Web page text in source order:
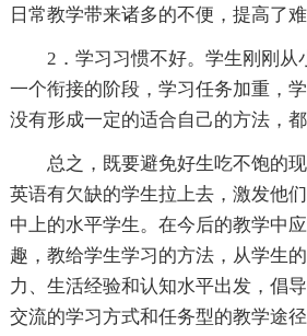
日常教学带来诸多的不便，提高了难
2．学习习惯不好。学生刚刚从
一个衔接的阶段，学习任务加重，
没有形成一定的适合自己的方法，都
总之，既要避免好生吃不饱的
英语有欠缺的学生拉上去，激发他
中上的水平学生。在今后的教学中
趣，教给学生学习的方法，从学生
力、生活经验和认知水平出发，倡
交流的学习方式和任务型的教学途